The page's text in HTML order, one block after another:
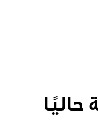
حاليًا